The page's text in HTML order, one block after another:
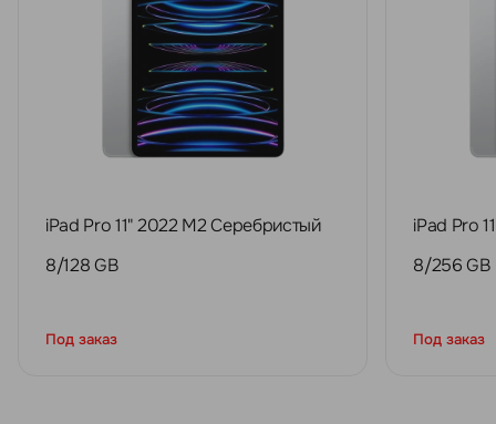
iPad Pro 11" 2022 M2 Серебристый
8/128 GB
Под заказ
iPad Pro
8/256 GB
Под заказ